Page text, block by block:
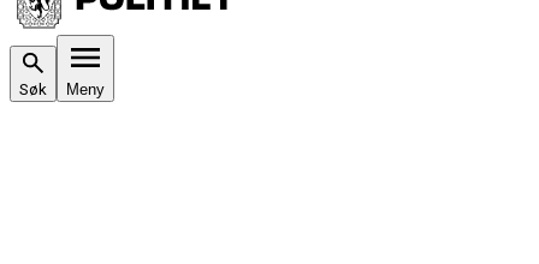
Søk Meny